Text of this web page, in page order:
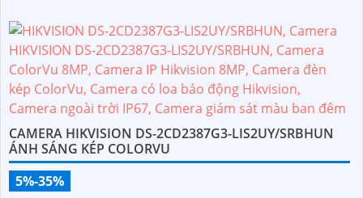
CAMERA HIKVISION DS-2CD2387G3-LIS2UY/SRBHUN
ÁNH SÁNG KÉP COLORVU
5%-35%